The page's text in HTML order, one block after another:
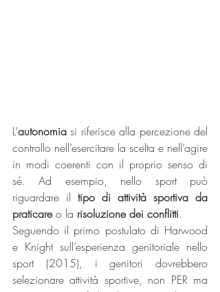
L’autonomia si riferisce alla percezione del
controllo nell’esercitare la scelta e nell’agire
in modi coerenti con il proprio senso di
sé. Ad esempio, nello sport può
riguardare il tipo di attività sportiva da
praticare o la risoluzione dei conflitti.
Seguendo il primo postulato di Harwood
e Knight sull’esperienza genitoriale nello
sport (2015), i genitori dovrebbero
selezionare attività sportive, non PER ma